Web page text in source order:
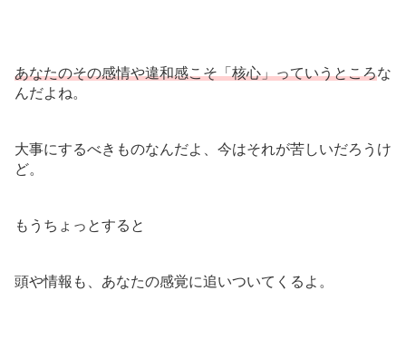
あなたのその感情や違和感こそ「核心」っていうところな
んだよね。
大事にするべきものなんだよ、今はそれが苦しいだろうけ
ど。
もうちょっとすると
頭や情報も、あなたの感覚に追いついてくるよ。